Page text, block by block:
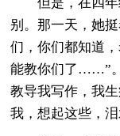
别。那一天，她
们，你们都知道
能教你们了……”
教导我写作，我
我，想起这些，